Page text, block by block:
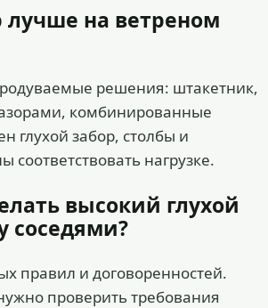
лучше на ветреном
решения: штакетник,
комбинированные
глухой забор, столбы и
соответствовать нагрузке.
высокий глухой
соседями?
правил и договоренностей.
проверить требования